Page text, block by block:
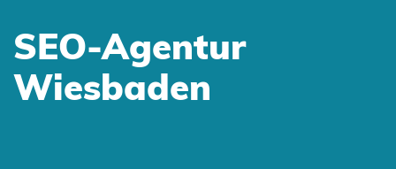
SEO-Agentur
Wiesbaden